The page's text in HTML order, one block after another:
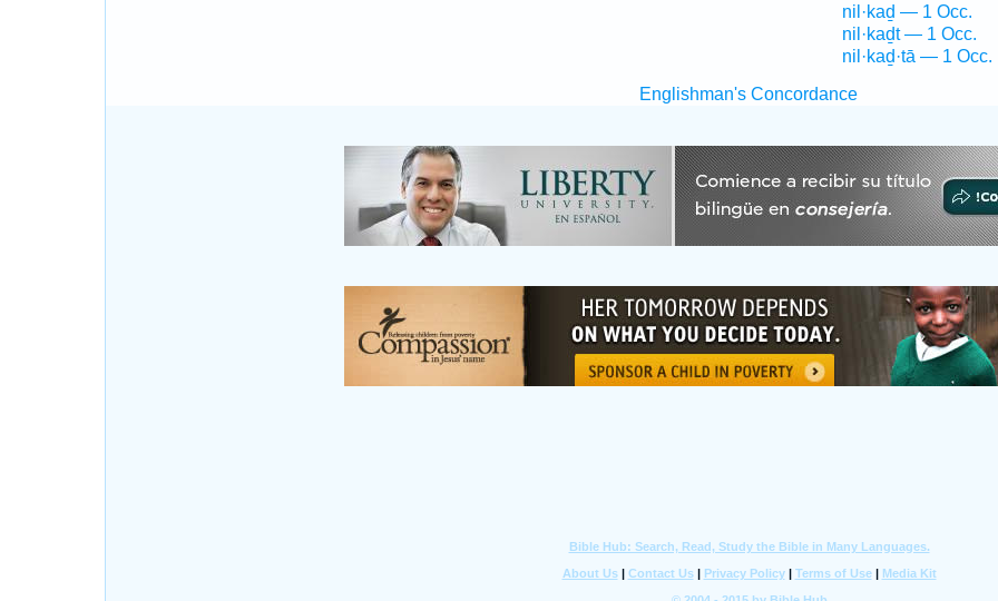
nil·kaḏ — 1 Occ.
nil·kaḏt — 1 Occ.
nil·kaḏ·tā — 1 Occ.
Englishman's Concordance